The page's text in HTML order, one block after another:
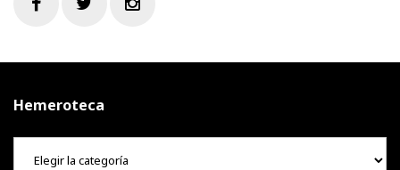
Hemeroteca
Hemeroteca